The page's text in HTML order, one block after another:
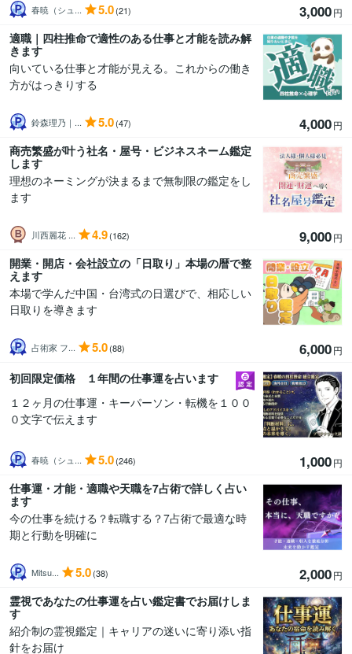
春暁（シュ... 5.0(21) 3,000円
適職｜四柱推命で適性のある仕事と才能を読み解
きます
向いている仕事と才能が見える。これからの働き
方がはっきりする
鈴森理乃｜... 5.0(47) 4,000円
商売繁盛が叶う社名・屋号・ビジネスネーム鑑定
します
理想のネーミングが決まるまで無制限の鑑定をし
ます
川西麗花 ... 4.9(162) 9,000円
開業・開店・会社設立の「日取り」本場の暦で整
えます
本場で学んだ中国・台湾式の日選びで、相応しい
日取りを導きます
占術家 フ... 5.0(88) 6,000円
初回限定価格 １年間の仕事運を占います
１２ヶ月の仕事運・キーパーソン・転機を１００
０文字で伝えます
春暁（シュ... 5.0(246) 1,000円
仕事運・才能・適職や天職を7占術で詳しく占い
ます
今の仕事を続ける？転職する？7占術で最適な時
期と行動を明確に
Mitsu... 5.0(38) 2,000円
霊視であなたの仕事運を占い鑑定書でお届けしま
す
紹介制の霊視鑑定｜キャリアの迷いに寄り添い指
針をお届け